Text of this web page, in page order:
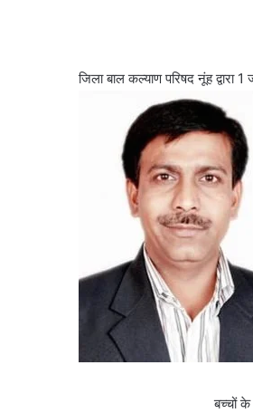
जिला बाल कल्याण परिषद नूंह
बच्चों के